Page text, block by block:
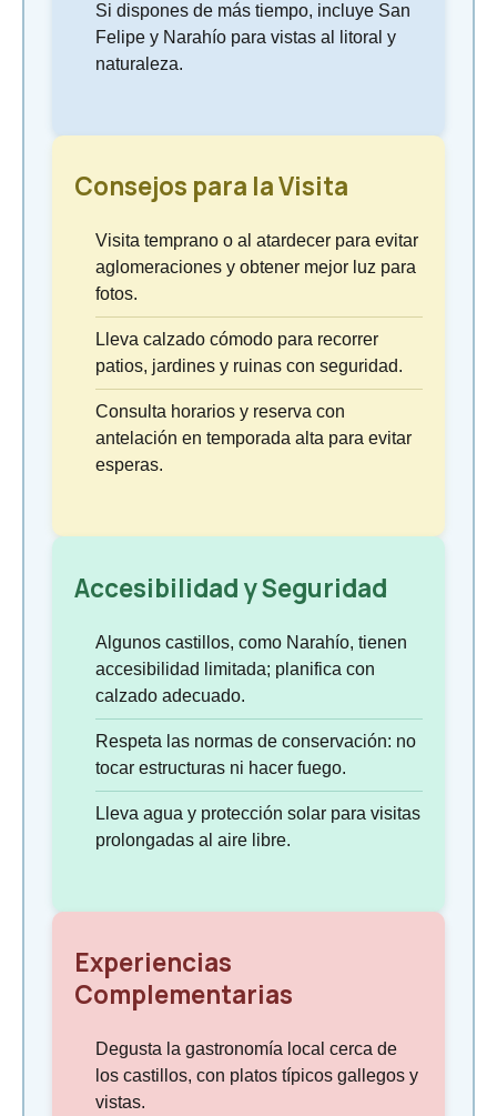
Si dispones de más tiempo, incluye San
Felipe y Narahío para vistas al litoral y
naturaleza.
Consejos para la Visita
Visita temprano o al atardecer para evitar
aglomeraciones y obtener mejor luz para
fotos.
Lleva calzado cómodo para recorrer
patios, jardines y ruinas con seguridad.
Consulta horarios y reserva con
antelación en temporada alta para evitar
esperas.
Accesibilidad y Seguridad
Algunos castillos, como Narahío, tienen
accesibilidad limitada; planifica con
calzado adecuado.
Respeta las normas de conservación: no
tocar estructuras ni hacer fuego.
Lleva agua y protección solar para visitas
prolongadas al aire libre.
Experiencias
Complementarias
Degusta la gastronomía local cerca de
los castillos, con platos típicos gallegos y
vistas.